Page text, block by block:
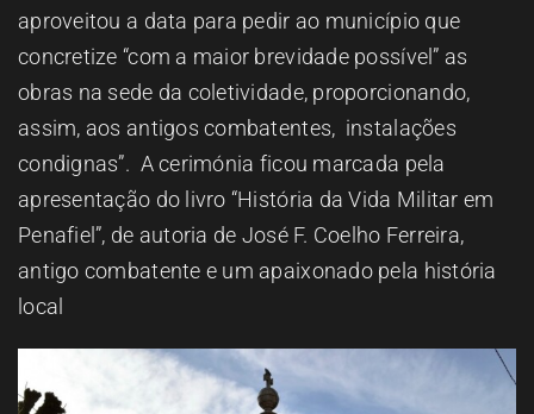
aproveitou a data para pedir ao município que
concretize “com a maior brevidade possível” as
obras na sede da coletividade, proporcionando,
assim, aos antigos combatentes, instalações
condignas”. A cerimónia ficou marcada pela
apresentação do livro “História da Vida Militar em
Penafiel”, de autoria de José F. Coelho Ferreira,
antigo combatente e um apaixonado pela história
local